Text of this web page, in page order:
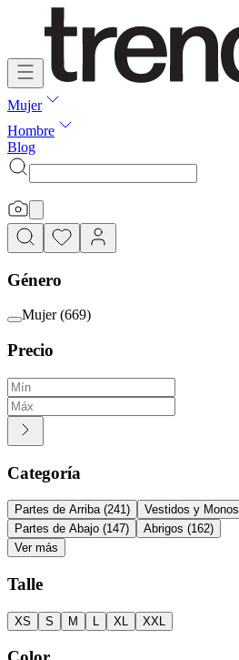
Mujer
Hombre
Blog
Género
Mujer (669)
Precio
Categoría
Partes de Arriba (241) Vestidos y Monos
Partes de Abajo (147) Abrigos (162)
Ver más
Talle
XS S M XL XXL